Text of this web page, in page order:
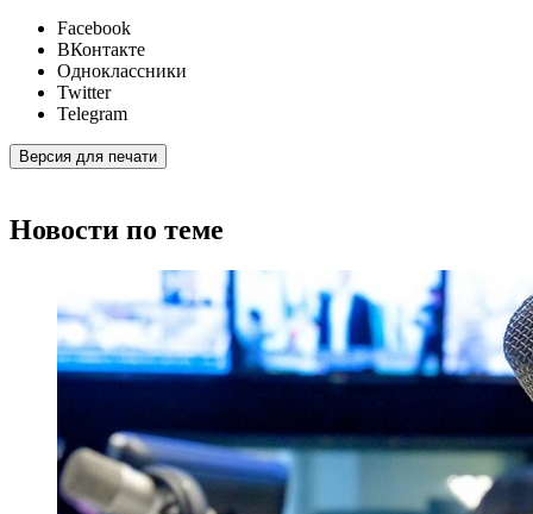
Facebook
ВКонтакте
Одноклассники
Twitter
Telegram
Версия для печати
Новости по теме